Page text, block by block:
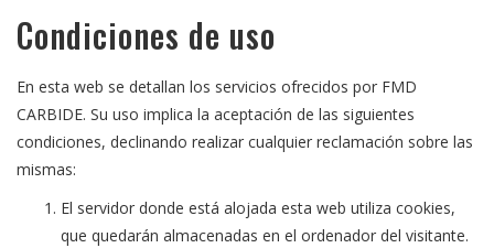
Condiciones de uso
En esta web se detallan los servicios ofrecidos por FMD
CARBIDE. Su uso implica la aceptación de las siguientes
condiciones, declinando realizar cualquier reclamación sobre las
mismas:
El servidor donde está alojada esta web utiliza cookies,
que quedarán almacenadas en el ordenador del visitante.